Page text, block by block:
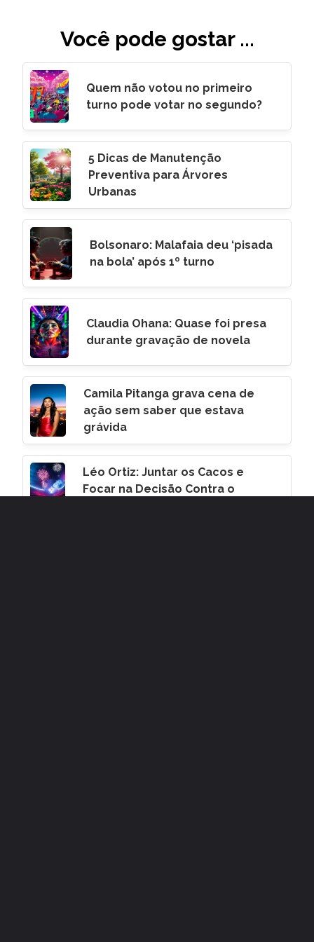
Você pode gostar ...
Quem não votou no primeiro
turno pode votar no segundo?
5 Dicas de Manutenção
Preventiva para Árvores
Urbanas
Bolsonaro: Malafaia deu ‘pisada
na bola’ após 1º turno
Claudia Ohana: Quase foi presa
durante gravação de novela
Camila Pitanga grava cena de
ação sem saber que estava
grávida
Léo Ortiz: Juntar os Cacos e
Focar na Decisão Contra o